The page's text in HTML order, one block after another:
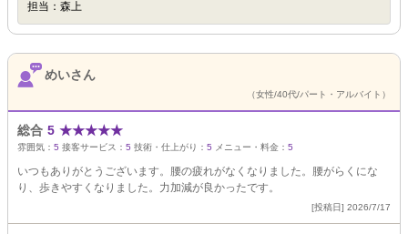
担当：森上
めいさん
（女性/40代/パート・アルバイト）
総合 5 ★★★★★
雰囲気： 5 接客サービス： 5 技術・仕上がり： 5 メニュー・料金： 5
いつもありがとうございます。腰の疲れがなくなりました。腰がらくにな
り、歩きやすくなりました。力加減が良かったです。
[投稿日] 2026/7/17